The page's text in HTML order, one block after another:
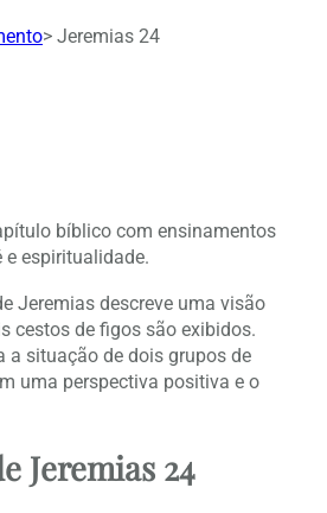
> Jeremias 24
bíblico com ensinamentos
espiritualidade.
Jeremias descreve uma visão
cestos de figos são exibidos.
a situação de dois grupos de
uma perspectiva positiva e o
Jeremias 24